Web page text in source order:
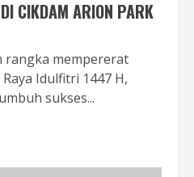
CIKDAM ARION PARK
rangka mempererat
Idulfitri 1447 H,
sukses...